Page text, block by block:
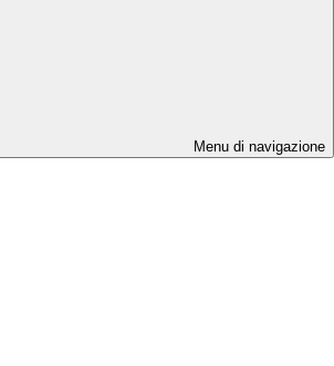
Menu di navigazione